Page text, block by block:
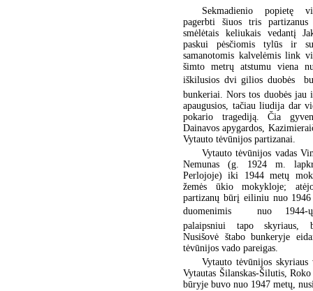
Sekmadienio popietę
pagerbti šiuos tris
smėlėtais keliukais vedantį
paskui pėsčiomis tylūs ir
samanotomis kalvelėmis link
šimto metrų atstumu viena
iškilusios dvi gilios duobės 
bunkeriai. Nors tos duobės jau
apaugusios, tačiau liudija dar
pokario tragediją. Čia
Dainavos apygardos,
Vytauto tėvūnijos partizanai.
Vytauto tėvūnijos vadas
Nemunas (g. 1924 m.
Perlojoje) iki 1944 metų
žemės ūkio mokykloje;
partizanų būrį eiliniu nuo
duomenimis  nuo 1944-
palaipsniui tapo skyriaus,
Nusišovė štabo bunkeryje
tėvūnijos vado pareigas.
Vytauto tėvūnijos skyriaus
Vytautas Šilanskas-Šilutis,
būryje buvo nuo 1947 metų,